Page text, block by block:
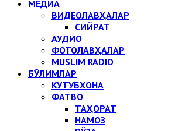
МЕДИА
ВИДЕОЛАВҲАЛАР
СИЙРАТ
АУДИО
ФОТОЛАВҲАЛАР
MUSLIM RADIO
БЎЛИМЛАР
КУТУБХОНА
ФАТВО
ТАҲОРАТ
НАМОЗ